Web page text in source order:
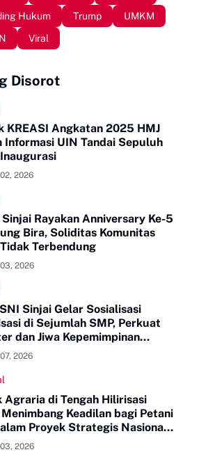
Hukum
Trump
UMKM
Viral
Disorot
KREASI Angkatan 2025 HMJ
Informasi UIN Tandai Sepuluh
2026
Sinjai Rayakan Anniversary Ke-5
Bira, Soliditas Komunitas
Terbendung
2026
Sinjai Gelar Sosialisasi
di Sejumlah SMP, Perkuat
dan Jiwa Kepemimpinan
2026
Agraria di Tengah Hilirisasi
Keadilan bagi Petani
Proyek Strategis Nasional
Huali Industry Park
2026